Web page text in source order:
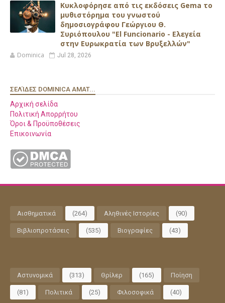
Κυκλοφόρησε από τις εκδόσεις Gema το
μυθιστόρημα του γνωστού
δημοσιογράφου Γεώργιου Θ.
Συριόπουλου "El Funcionario - Ελεγεία
στην Ευρωκρατία των Βρυξελλών"
Dominica Jul 28, 2026
ΣΕΛΊΔΕΣ DOMINICA AMAT...
Αρχική σελίδα
Πολιτική Απορρήτου
Όροι & Προϋποθέσεις
Επικοινωνία
Αισθηματικά (264) Αληθινές Ιστορίες (90)
Βιβλιοπροτάσεις (535) Βιογραφίες (43)
Αστυνομικά (313) Θρίλερ (165) Ποίηση
(81) Πολιτικά (25) Φιλοσοφικά (40)